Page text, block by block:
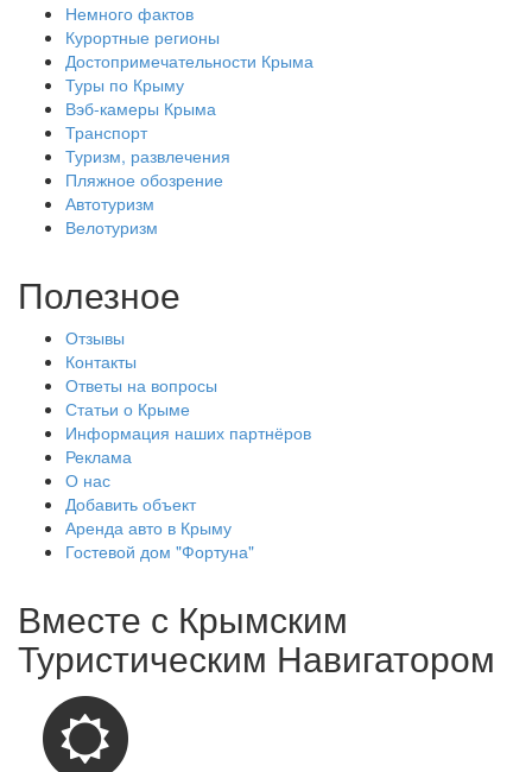
Немного фактов
Курортные регионы
Достопримечательности Крыма
Туры по Крыму
Вэб-камеры Крыма
Транспорт
Туризм, развлечения
Пляжное обозрение
Автотуризм
Велотуризм
Полезное
Отзывы
Контакты
Ответы на вопросы
Статьи о Крыме
Информация наших партнёров
Реклама
О нас
Добавить объект
Аренда авто в Крыму
Гостевой дом "Фортуна"
Вместе с Крымским
Туристическим Навигатором